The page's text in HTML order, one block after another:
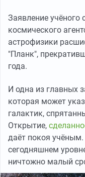
Заявление учёного
космического
астрофизики
"Планк",
года.
И одна из главных
которая может
галактик,
Открытие,
даёт покоя
сегодняшнем
ничтожно малый